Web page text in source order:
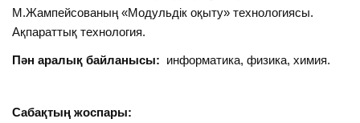
М.Жампейсованың «Модульдік оқыту» технологиясы.
Ақпараттық технология.
Пән аралық байланысы: информатика, физика, химия.
Сабақтың жоспары: